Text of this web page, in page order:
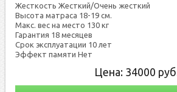
Жесткость Жесткий/Очень жесткий
Высота матраса 18-19 см.
Макс. вес на место 130 кг
Гарантия 18 месяцев
Срок эксплуатации 10 лет
Эффект памяти Нет
Цена: 34000